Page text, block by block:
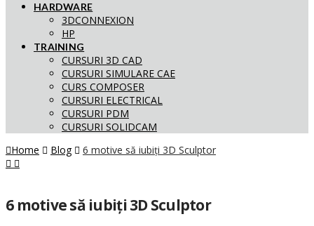
HARDWARE
3DCONNEXION
HP
TRAINING
CURSURI 3D CAD
CURSURI SIMULARE CAE
CURS COMPOSER
CURSURI ELECTRICAL
CURSURI PDM
CURSURI SOLIDCAM
Home
Blog 6 motive să iubiți 3D Sculptor
6 motive să iubiți 3D Sculptor